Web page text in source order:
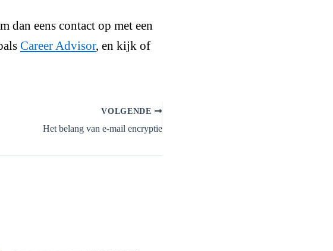
eens contact op met een
Career Advisor, en kijk of
VOLGENDE
Het belang van e-mail encryptie